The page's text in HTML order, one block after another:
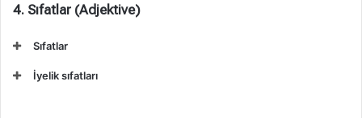
4. Sıfatlar (Adjektive)
Sıfatlar
İyelik sıfatları